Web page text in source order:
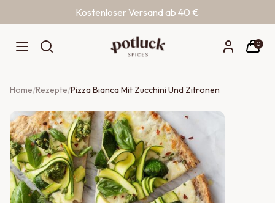
Kostenloser Versand ab 40 €
0
Home/Rezepte/Pizza Bianca Mit Zucchini Und Zitronen